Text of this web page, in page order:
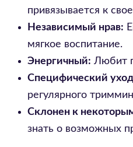
привязывается к
Независимый нрав:
мягкое воспитание.
Энергичный: Любит
Специфический
регулярного
Склонен к
знать о возможных